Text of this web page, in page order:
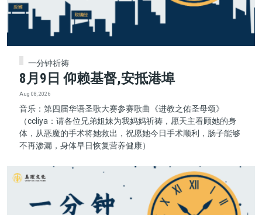
一分钟祈祷
8月9日 仰赖基督,安抵港埠
Aug 08, 2026
音乐：第四届华语圣歌大赛参赛歌曲《进教之佑圣母颂》
（ccliya：请各位兄弟姐妹为我妈妈祈祷，愿天主看顾她的身
体，从恶魔的手术将她救出，祝愿她今日手术顺利，肠子能够
不再渗漏，身体早日恢复营养健康）